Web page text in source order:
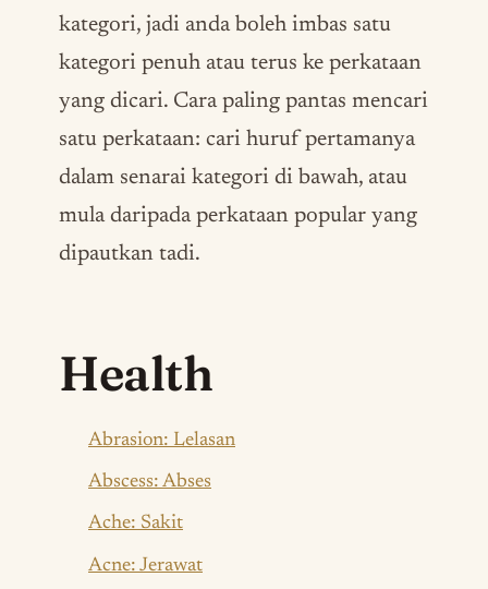
kategori, jadi anda boleh imbas satu
kategori penuh atau terus ke perkataan
yang dicari. Cara paling pantas mencari
satu perkataan: cari huruf pertamanya
dalam senarai kategori di bawah, atau
mula daripada perkataan popular yang
dipautkan tadi.
Health
Abrasion: Lelasan
Abscess: Abses
Ache: Sakit
Acne: Jerawat